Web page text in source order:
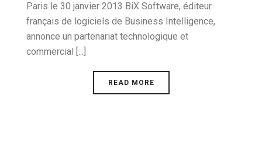
Paris le 30 janvier 2013 BiX Software, éditeur
français de logiciels de Business Intelligence,
annonce un partenariat technologique et
commercial [...]
READ MORE